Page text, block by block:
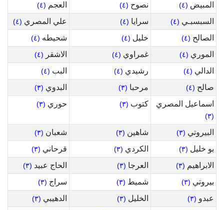
المبيض (٤) نصوح (٤) العجم (٤)
السبسبـي (٤) سرايا (٤) علي المصري (٤)
الصالح (٤) خليل (٤) شحيطه (٤)
الموري (٤) غمراوي (٤) الاشقر (٤)
الدالي (٤) رشيدي (٤) البب (٤)
صالح (٤) مرحبا (٣) البدوي (٣)
اسماعيل المصري
(٣)
كتوب (٣) حوري (٣)
البيروتي (٣) شاهين (٣) شعبان (٣)
بو خليل (٣) الكردي (٣) قرحاني (٣)
الابراهيم (٣) العرجا (٣) الحاج عبيد (٣)
بيروتي (٣) شميط (٣) سراج (٣)
عبدو (٣) الخليل (٣) الدهيبي (٣)